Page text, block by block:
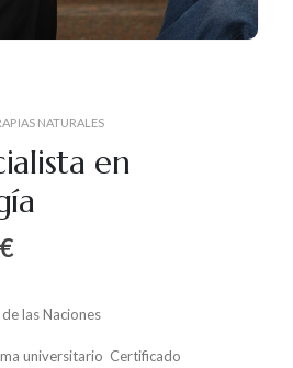
NATURALES
en
€
las Naciones
universitario Certificado